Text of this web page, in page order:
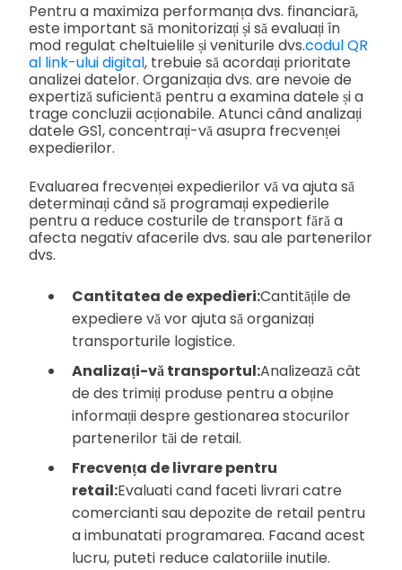
Pentru a maximiza performanța dvs. financiară,
este important să monitorizați și să evaluați în
mod regulat cheltuielile și veniturile dvs.codul QR
al link-ului digital, trebuie să acordați prioritate
analizei datelor. Organizația dvs. are nevoie de
expertiză suficientă pentru a examina datele și a
trage concluzii acționabile. Atunci când analizați
datele GS1, concentrați-vă asupra frecvenței
expedierilor.
Evaluarea frecvenței expedierilor vă va ajuta să
determinați când să programați expedierile
pentru a reduce costurile de transport fără a
afecta negativ afacerile dvs. sau ale partenerilor
dvs.
Cantitatea de expedieri:Cantitățile de
expediere vă vor ajuta să organizați
transporturile logistice.
Analizați-vă transportul:Analizează cât
de des trimiți produse pentru a obține
informații despre gestionarea stocurilor
partenerilor tăi de retail.
Frecvența de livrare pentru
retail:Evaluati cand faceti livrari catre
comercianti sau depozite de retail pentru
a imbunatati programarea. Facand acest
lucru, puteti reduce calatoriile inutile.